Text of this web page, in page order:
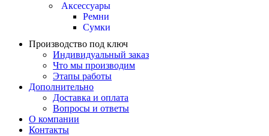
Аксессуары
Ремни
Сумки
Производство под ключ
Индивидуальный заказ
Что мы производим
Этапы работы
Дополнительно
Доставка и оплата
Вопросы и ответы
О компании
Контакты